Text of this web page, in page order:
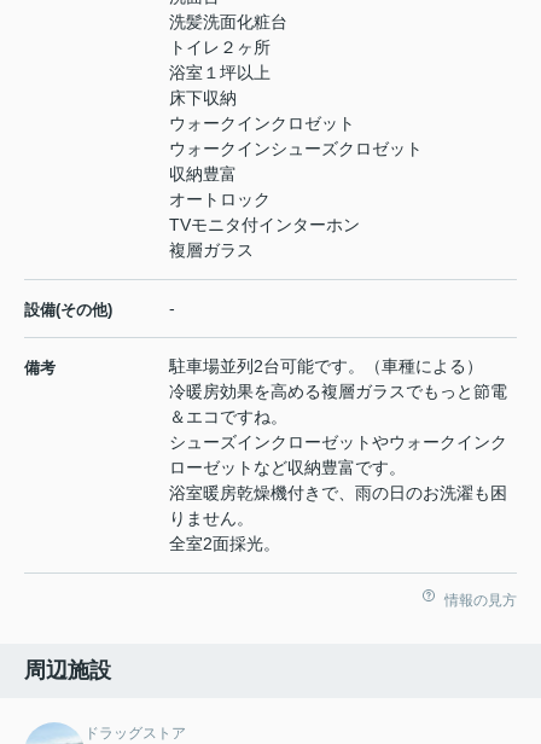
洗髪洗面化粧台
トイレ２ヶ所
浴室１坪以上
床下収納
ウォークインクロゼット
ウォークインシューズクロゼット
収納豊富
オートロック
TVモニタ付インターホン
複層ガラス
設備(その他) -
備考
駐車場並列2台可能です。（車種による）
冷暖房効果を高める複層ガラスでもっと節電
＆エコですね。
シューズインクローゼットやウォークインク
ローゼットなど収納豊富です。
浴室暖房乾燥機付きで、雨の日のお洗濯も困
りません。
全室2面採光。
情報の見方
周辺施設
ドラッグストア